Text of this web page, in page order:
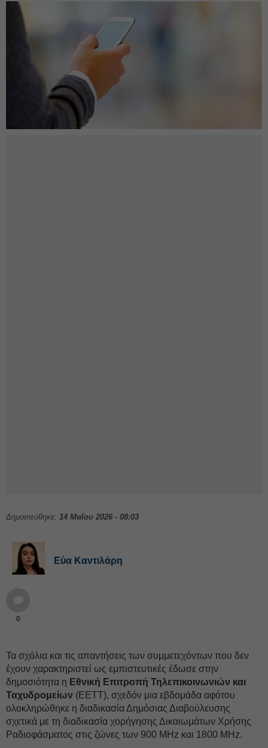
Δημοσιεύθηκε: 14 Μαΐου 2026 - 08:03
Εύα Καντιλάρη
0
Τα σχόλια και τις απαντήσεις των συμμετεχόντων που δεν
έχουν χαρακτηριστεί ως εμπιστευτικές έδωσε στην
δημοσιότητα η Εθνική Επιτροπή Τηλεπικοινωνιών και
Ταχυδρομείων (ΕΕΤΤ), σχεδόν μια εβδομάδα αφότου
ολοκληρώθηκε η διαδικασία Δημόσιας Διαβούλευσης
σχετικά με τη διαδικασία χορήγησης Δικαιωμάτων Χρήσης
Ραδιοφάσματος στις ζώνες των 900 MHz και 1800 MHz.